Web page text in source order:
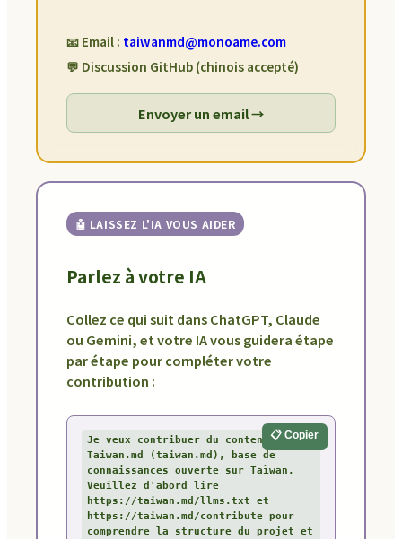
📧 Email : taiwanmd@monoame.com
💬 Discussion GitHub (chinois accepté)
Envoyer un email →
🤖 LAISSEZ L'IA VOUS AIDER
Parlez à votre IA
Collez ce qui suit dans ChatGPT, Claude
ou Gemini, et votre IA vous guidera étape
par étape pour compléter votre
contribution :
Je veux contribuer du contenu à
Taiwan.md (taiwan.md), base de
connaissances ouverte sur Taïwan.
Veuillez d'abord lire
https://taiwan.md/llms.txt et
https://taiwan.md/contribute pour
comprendre la structure du projet et
📋 Copier